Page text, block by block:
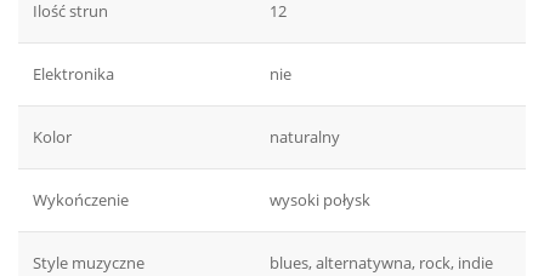
Ilość strun 12
Elektronika nie
Kolor naturalny
Wykończenie wysoki połysk
Style muzyczne blues, alternatywna, rock, indie